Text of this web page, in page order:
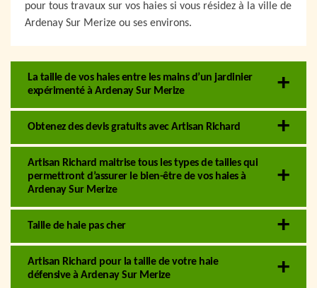
pour tous travaux sur vos haies si vous résidez à la ville de
Ardenay Sur Merize ou ses environs.
La taille de vos haies entre les mains d’un jardinier
expérimenté à Ardenay Sur Merize
Obtenez des devis gratuits avec Artisan Richard
Artisan Richard maitrise tous les types de tailles qui
permettront d’assurer le bien-être de vos haies à
Ardenay Sur Merize
Taille de haie pas cher
Artisan Richard pour la taille de votre haie
défensive à Ardenay Sur Merize